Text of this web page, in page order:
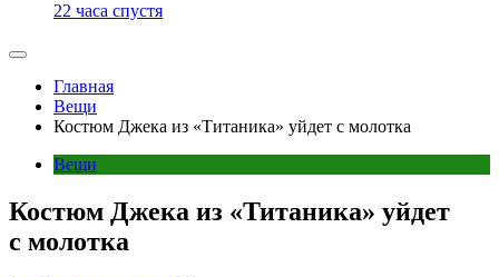
22 часа спустя
Главная
Вещи
Костюм Джека из «Титаника» уйдет с молотка
Вещи
Костюм Джека из «Титаника» уйдет
с молотка